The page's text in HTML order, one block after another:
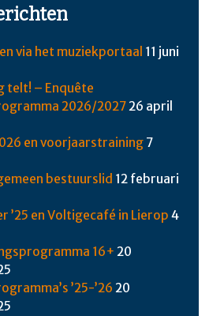
via het muziekportaal 11 juni
telt! – Enquête
2026/202726 april
en voorjaarstraining 7
bestuurslid 12 februari
’25 en Voltigecafé in Lierop 4
16+ 20
’25-’26 20